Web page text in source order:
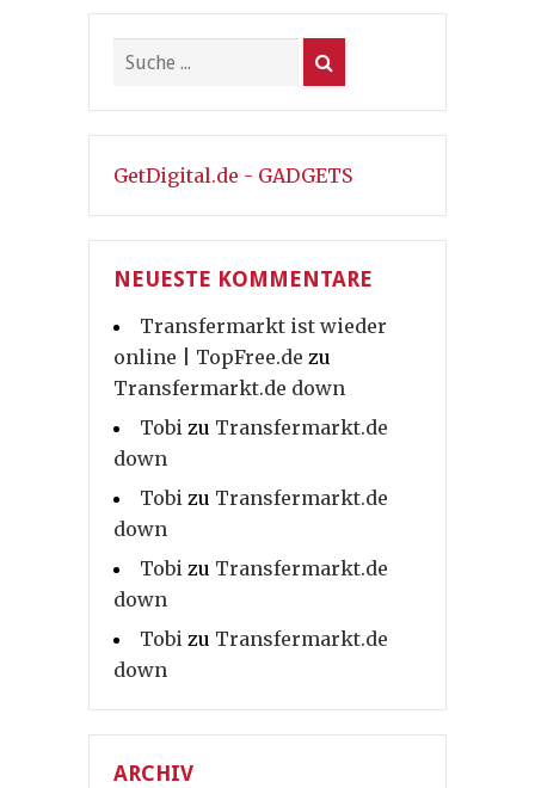
GetDigital.de - GADGETS
NEUESTE KOMMENTARE
Transfermarkt ist wieder
online | TopFree.de zu
Transfermarkt.de down
Tobi zu Transfermarkt.de
down
Tobi zu Transfermarkt.de
down
Tobi zu Transfermarkt.de
down
Tobi zu Transfermarkt.de
down
ARCHIV